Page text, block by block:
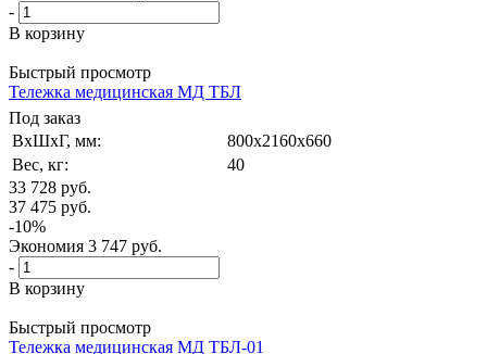
-
В корзину
Быстрый просмотр
Тележка медицинская МД ТБЛ
Под заказ
ВxШxГ, мм:
800x2160x660
Вес, кг:
40
33 728 руб.
37 475 руб.
-10%
Экономия 3 747 руб.
-
В корзину
Быстрый просмотр
Тележка медицинская МД ТБЛ-01